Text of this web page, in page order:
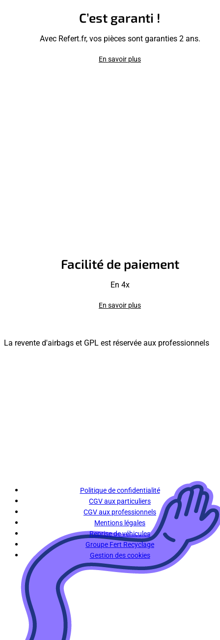
C’est garanti !
Avec Refert.fr, vos pièces sont garanties 2 ans.
En savoir plus
Facilité de paiement
En 4x
En savoir plus
La revente d'airbags et GPL est réservée aux professionnels
Politique de confidentialité
CGV aux particuliers
CGV aux professionnels
Mentions légales
Reprise de véhicules
Groupe Fert Recyclage
Gestion des cookies